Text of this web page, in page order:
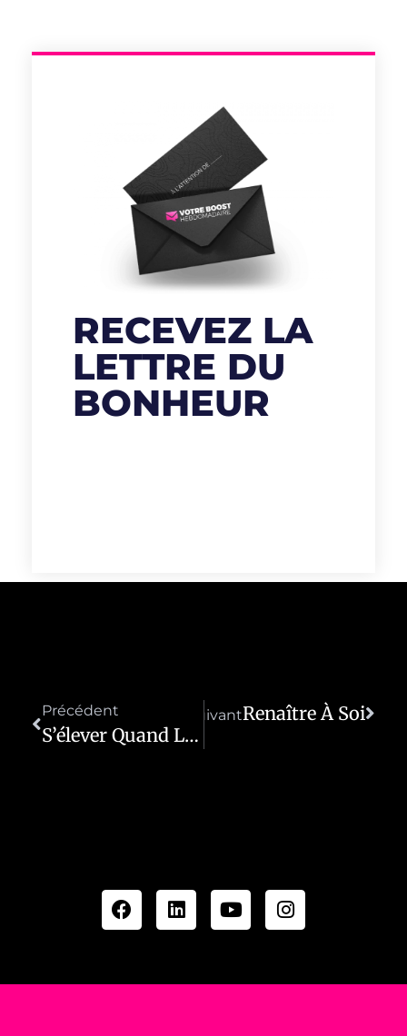
RECEVEZ LA
LETTRE DU
BONHEUR
Précédent
S’élever Quand Le Souffle Vacille
SuivantRenaître À Soi